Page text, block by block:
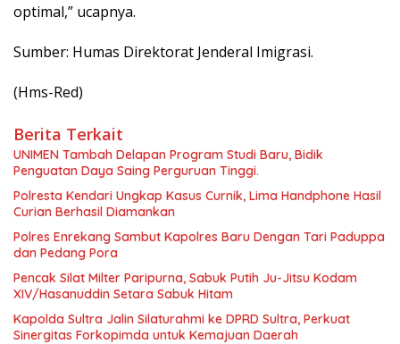
optimal,” ucapnya.
Sumber: Humas Direktorat Jenderal Imigrasi.
(Hms-Red)
Berita Terkait
UNIMEN Tambah Delapan Program Studi Baru, Bidik
Penguatan Daya Saing Perguruan Tinggi.
Polresta Kendari Ungkap Kasus Curnik, Lima Handphone Hasil
Curian Berhasil Diamankan
Polres Enrekang Sambut Kapolres Baru Dengan Tari Paduppa
dan Pedang Pora
Pencak Silat Milter Paripurna, Sabuk Putih Ju-Jitsu Kodam
XIV/Hasanuddin Setara Sabuk Hitam
Kapolda Sultra Jalin Silaturahmi ke DPRD Sultra, Perkuat
Sinergitas Forkopimda untuk Kemajuan Daerah